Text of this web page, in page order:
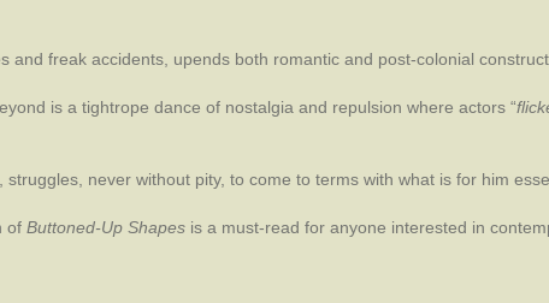
and freak accidents, upends both romantic and post-colonial
is a tightrope dance of nostalgia and repulsion where actors “
never without pity, to come to terms with what is for him
of Buttoned-Up Shapes is a must-read for anyone interested in